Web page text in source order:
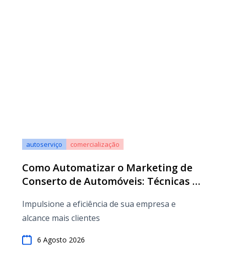
autoserviço comercialização
Como Automatizar o Marketing de
Conserto de Automóveis: Técnicas e
Impulsione a eficiência de sua empresa e
alcance mais clientes
6 Agosto 2026